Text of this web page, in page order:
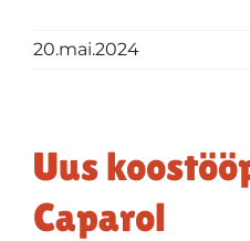
20.mai.2024
Uus
Caparol